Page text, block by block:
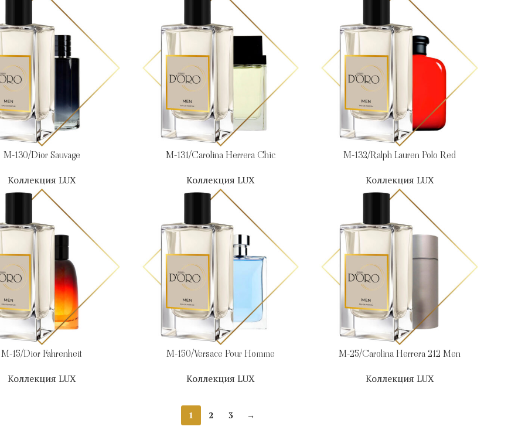
M-130/Dior Sauvage
Коллекция LUX
M-131/Carolina Herrera Chic
Коллекция LUX
M-132/Ralph Lauren Polo Red
Коллекция LUX
M-15/Dior Fahrenheit
Коллекция LUX
M-150/Versace Pour Homme
Коллекция LUX
M-25/Carolina Herrera 212 Men
Коллекция LUX
1 2 3 →